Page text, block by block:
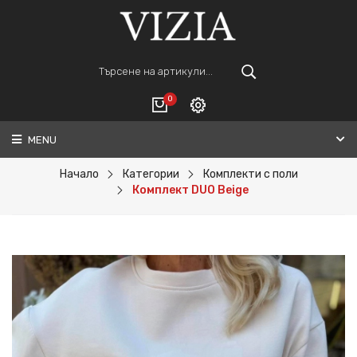
0
ВАШАТА КОЛИЧКА Е ПРАЗНА.
ПОРЪЧАЙ
Регистрация
MENU
Начало Категории
Комплекти с поли
Комплект DUO Beige